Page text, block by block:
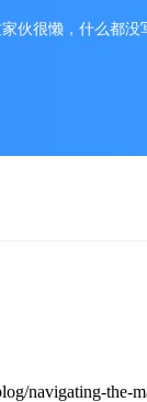
伙很懒，什么都没
navigating-the-